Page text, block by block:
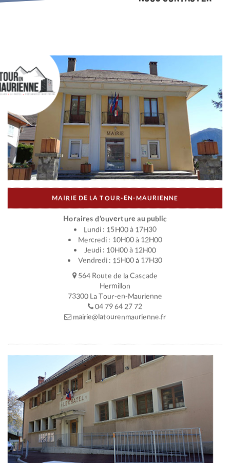
MAIRIE DE LA TOUR-EN-MAURIENNE
Horaires d’ouverture au public
Lundi : 15H00 à 17H30
Mercredi : 10H00 à 12H00
Jeudi : 10H00 à 12H00
Vendredi : 15H00 à 17H30
564 Route de la Cascade
Hermillon
73300 La Tour-en-Maurienne
04 79 64 27 72
mairie@latourenmaurienne.fr